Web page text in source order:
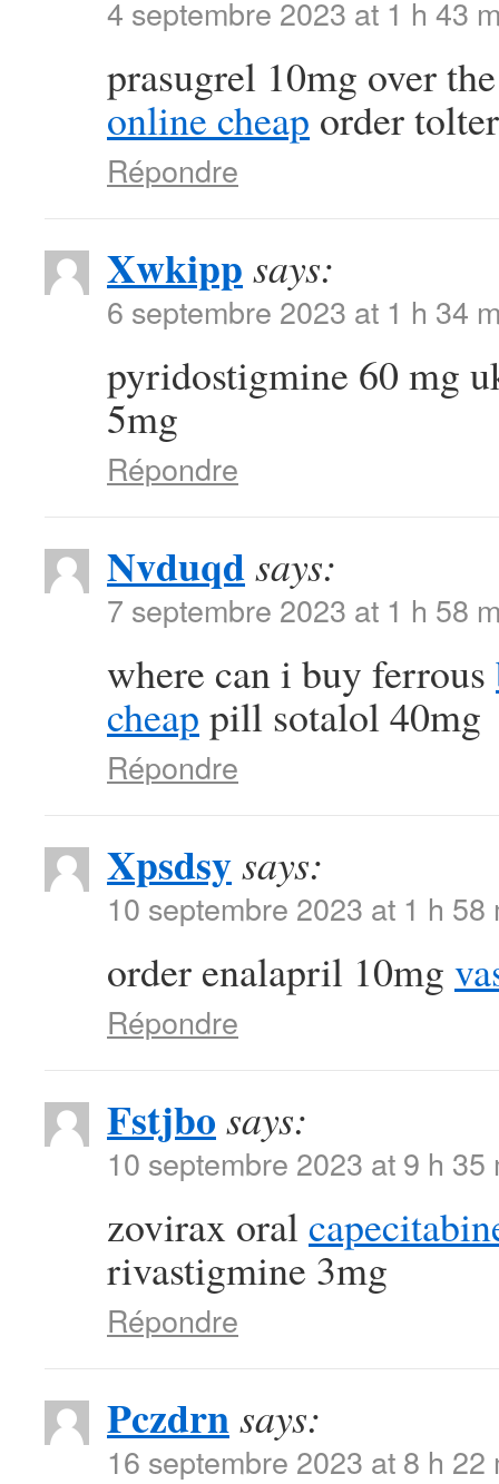
4 septembre 2023 at 1 h 43
prasugrel 10mg over
online cheap order
Répondre
Xwkipp says:
6 septembre 2023 at 1 h 34
pyridostigmine 60 mg
5mg
Répondre
Nvduqdsays:
7 septembre 2023 at 1 h 58
where can i buy ferrous
cheap pill sotalol 40mg
Répondre
Xpsdsysays:
10 septembre 2023 at 1 h 58
order enalapril 10mg
Répondre
Fstjbo says:
10 septembre 2023 at 9 h 35
zovirax oral
rivastigmine 3mg
Répondre
Pczdrnsays:
16 septembre 2023 at 8 h 22